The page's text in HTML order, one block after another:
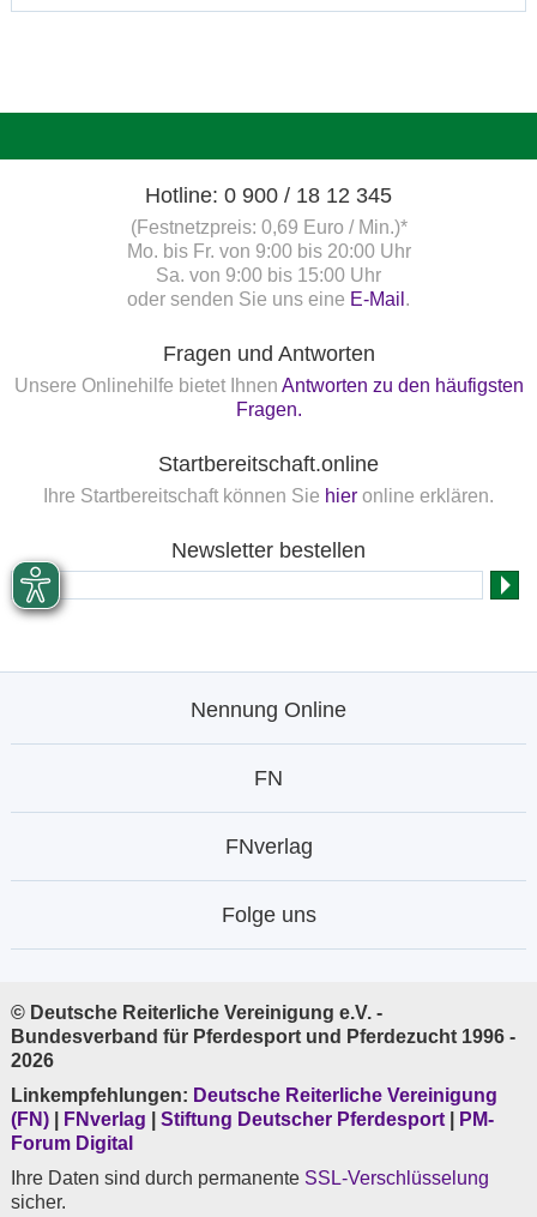
Hotline: 0 900 / 18 12 345
(Festnetzpreis: 0,69 Euro / Min.)*
Mo. bis Fr. von 9:00 bis 20:00 Uhr
Sa. von 9:00 bis 15:00 Uhr
oder senden Sie uns eine E-Mail .
Fragen und Antworten
Unsere Onlinehilfe bietet Ihnen Antworten zu den häufigsten
Fragen.
Startbereitschaft.online
Ihre Startbereitschaft können Sie hier online erklären.
Newsletter bestellen
Nennung Online
FN
FNverlag
Folge uns
© Deutsche Reiterliche Vereinigung e.V. -
Bundesverband für Pferdesport und Pferdezucht 1996 -
2026
Linkempfehlungen: Deutsche Reiterliche Vereinigung
(FN)
FNverlag Stiftung Deutscher Pferdesport
PM-
Forum Digital
Ihre Daten sind durch permanente SSL-Verschlüsselung
sicher.